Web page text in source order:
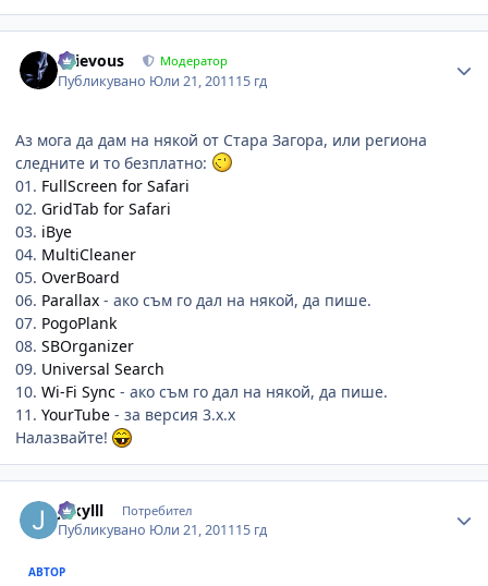
Grievous Модератор
Публикувано Юли 21, 201115 гд
Аз мога да дам на някой от Стара Загора, или региона
следните и то безплатно:
01. FullScreen for Safari
02. GridTab for Safari
03. iBye
04. MultiCleaner
05. OverBoard
06. Parallax - ако съм го дал на някой, да пише.
07. PogoPlank
08. SBOrganizer
09. Universal Search
10. Wi-Fi Sync - ако съм го дал на някой, да пише.
11. YourTube - за версия 3.x.x
Налазвайте!
Jekylll Потребител
Публикувано Юли 21, 201115 гд
АВТОР